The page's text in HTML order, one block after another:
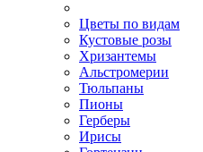
Цветы по видам
Кустовые розы
Хризантемы
Альстромерии
Тюльпаны
Пионы
Герберы
Ирисы